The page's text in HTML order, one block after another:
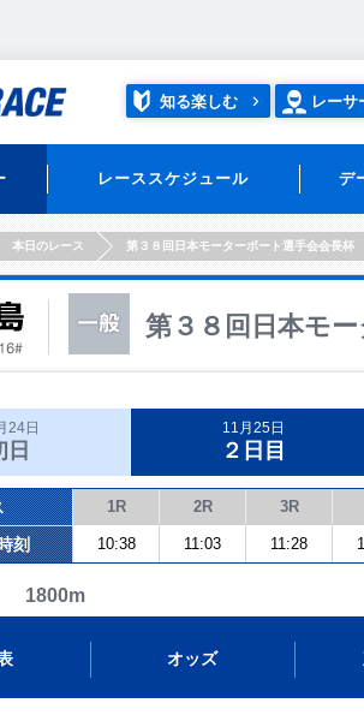
知る楽しむ レーサ
レーススケジュール デ
本日のレース 第３８回日本モーターボート選手会会長杯
第３８回日本モ
24日
日
11月25日
２日目
1R 2R 3R
刻 10:38 11:03 11:28
1800m
オッズ